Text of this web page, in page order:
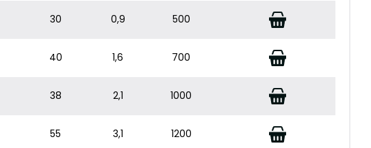
30 0,9 500
40 1,6 700
38 2,1 1000
55 3,1 1200